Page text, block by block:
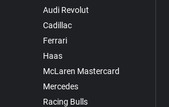
Audi Revolut
Cadillac
Ferrari
Haas
McLaren Mastercard
Mercedes
Racing Bulls